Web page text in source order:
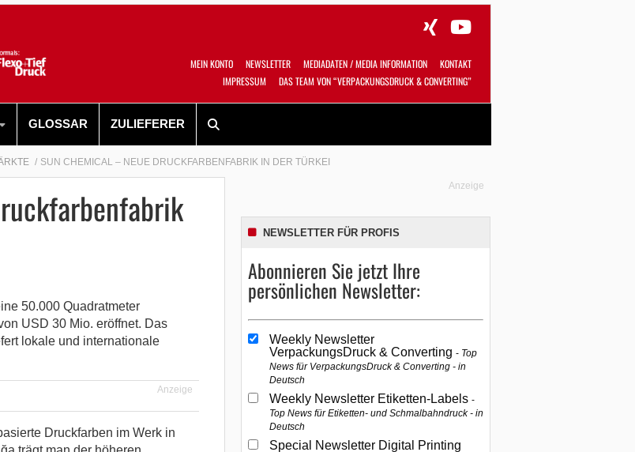
MEIN KONTO NEWSLETTER MEDIADATEN / MEDIA INFORMATION
KONTAKT
IMPRESSUM
DAS TEAM VON “VERPACKUNGSDRUCK & CONVERTING”
GLOSSAR ZULIEFERER
SUN CHEMICAL – NEUE DRUCKFARBENFABRIK IN DER TÜRKEI
50.000 Quadratmeter
USD 30 Mio. eröffnet. Das
lokale und internationale
Anzeige
Druckfarben im Werk in
Anzeige
NEWSLETTER FÜR PROFIS
Abonnieren Sie jetzt Ihre
persönlichen Newsletter:
Weekly Newsletter
VerpackungsDruck & Converting Top
News für VerpackungsDruck & Converting - in
Deutsch
Weekly Newsletter Etiketten-Labels
Top News für Etiketten- und Schmalbahndruck - in
Deutsch
Special Newsletter Digital Printing